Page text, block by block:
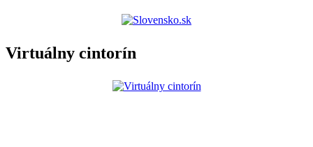
Virtuálny cintorín